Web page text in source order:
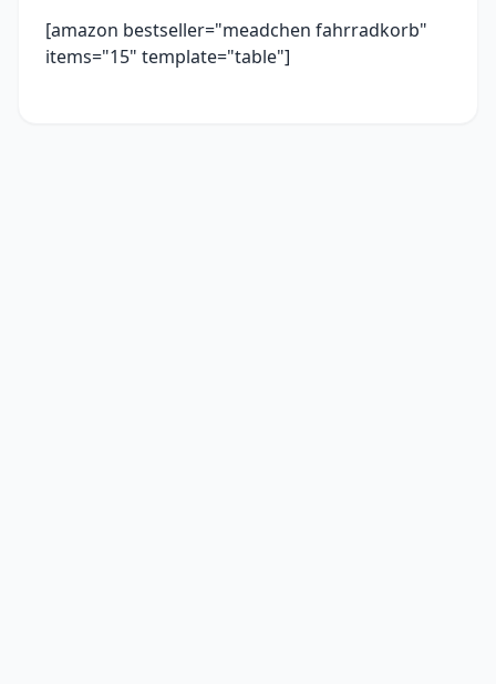
[amazon bestseller="meadchen fahrradkorb"
items="15" template="table"]